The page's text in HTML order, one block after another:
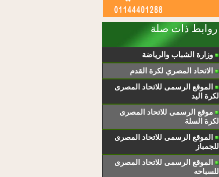
روابط ذات صلة
وزارة الشباب والرياضة
الاتحاد المصري لكرة القدم
الموقع الرسمى للاتحاد المصرى
لكرة اليد
موقع الرسمى للاتحاد المصرى
لكرة السلة
الموقع الرسمى للاتحاد المصرى
للجمباز
الموقع الرسمى للاتحاد المصرى
للسباحه